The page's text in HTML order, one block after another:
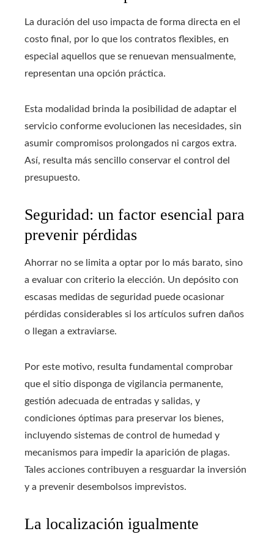
La duración del uso impacta de forma directa en el
costo final, por lo que los contratos flexibles, en
especial aquellos que se renuevan mensualmente,
representan una opción práctica.
Esta modalidad brinda la posibilidad de adaptar el
servicio conforme evolucionen las necesidades, sin
asumir compromisos prolongados ni cargos extra.
Así, resulta más sencillo conservar el control del
presupuesto.
Seguridad: un factor esencial para
prevenir pérdidas
Ahorrar no se limita a optar por lo más barato, sino
a evaluar con criterio la elección. Un depósito con
escasas medidas de seguridad puede ocasionar
pérdidas considerables si los artículos sufren daños
o llegan a extraviarse.
Por este motivo, resulta fundamental comprobar
que el sitio disponga de vigilancia permanente,
gestión adecuada de entradas y salidas, y
condiciones óptimas para preservar los bienes,
incluyendo sistemas de control de humedad y
mecanismos para impedir la aparición de plagas.
Tales acciones contribuyen a resguardar la inversión
y a prevenir desembolsos imprevistos.
La localización igualmente